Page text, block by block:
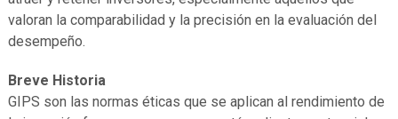
valoran la comparabilidad y la precisión en la evaluación del
desempeño.
Breve Historia
GIPS son las normas éticas que se aplican al rendimiento de